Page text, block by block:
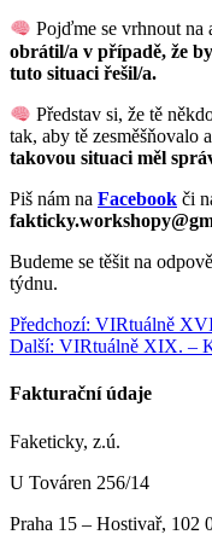
Pojďme se vrhnout na
obrátil/a v případě, že
tuto situaci řešil/a.
Představ si, že tě
tak, aby tě zesměšňovalo
takovou situaci měl
Piš nám na Facebook či
Budeme se těšit na
týdnu.
Navigace
pro
příspěvek
Předchozí: Předchozí
příspěvek:
VIRtuálně
Další: Další
VIRtuálně XIX. –
Fakturační údaje
Faketicky, z.ú.
U Továren 256/14
Praha 15 – Hostivař, 102